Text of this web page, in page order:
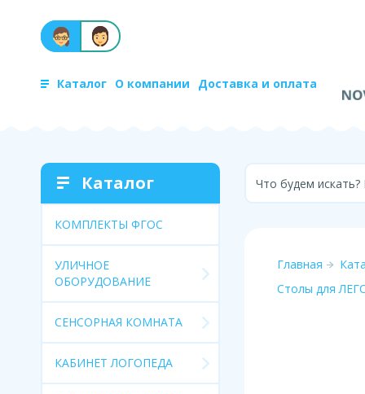
Каталог О компании Доставка и оплата
Каталог
КОМПЛЕКТЫ ФГОС
УЛИЧНОЕ
ОБОРУДОВАНИЕ
СЕНСОРНАЯ КОМНАТА
КАБИНЕТ ЛОГОПЕДА
Что будем
Главная
Столы для